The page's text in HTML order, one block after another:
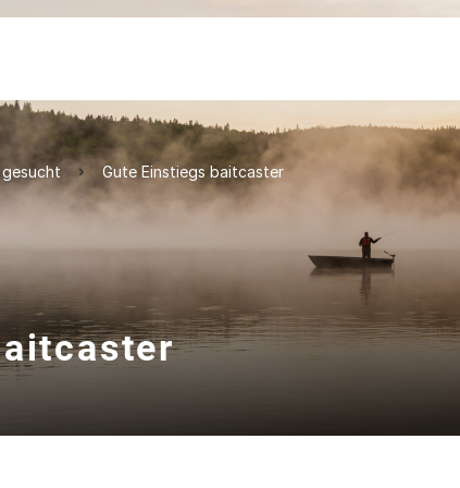
Gute Einstiegs baitcaster